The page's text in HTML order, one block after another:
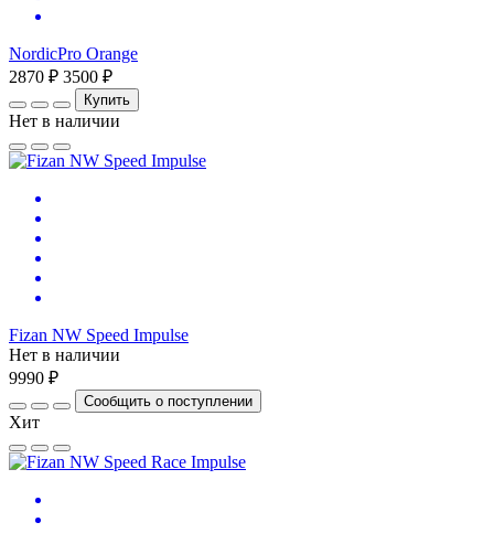
NordicPro Orange
2870 ₽ 3500 ₽
Купить
Нет в наличии
Fizan NW Speed Impulse
Нет в наличии
9990 ₽
Сообщить о поступлении
Хит